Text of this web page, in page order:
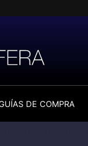
DE COMPRA